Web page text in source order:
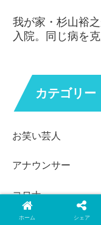
我が家・杉山裕
入院。同じ病を
カテゴリー
お笑い芸人
アナウンサー
コロナ
ホーム シェア